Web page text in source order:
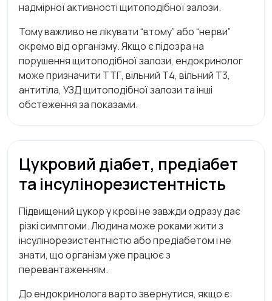
надмірної активності щитоподібної залози.
Тому важливо не лікувати “втому” або “нерви”
окремо від організму. Якщо є підозра на
порушення щитоподібної залози, ендокринолог
може призначити ТТГ, вільний Т4, вільний Т3,
антитіла, УЗД щитоподібної залози та інші
обстеження за показами.
Цукровий діабет, предіабет
та інсулінорезистентність
Підвищений цукор у крові не завжди одразу дає
різкі симптоми. Людина може роками жити з
інсулінорезистентністю або предіабетом і не
знати, що організм уже працює з
перевантаженням.
До ендокринолога варто звернутися, якщо є: